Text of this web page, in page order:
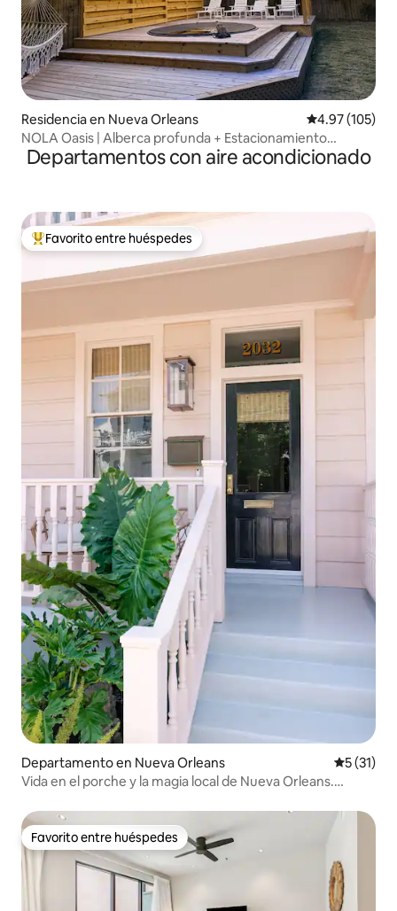
Residencia en Nueva Orleans Calificación
4.97 (105)
NOLA Oasis | Alberca profunda + Estacionamiento
gratuito
Departamentos con aire acondicionado
De los mejores en Favorito entre huéspedes
Favorito entre huéspedes
Departamento en Nueva Orleans
5 (31)
Vida en el porche y la magia local de Nueva Orleans.
Favorito entre huéspedes
Favorito entre huéspedes